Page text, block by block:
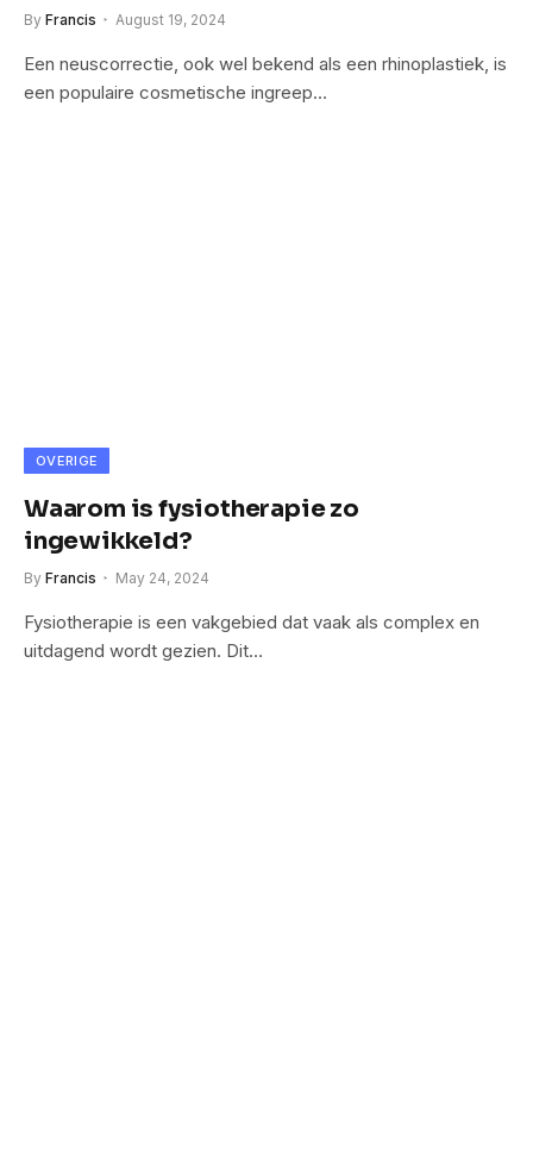
By Francis August 19, 2024
Een neuscorrectie, ook wel bekend als een rhinoplastiek, is
een populaire cosmetische ingreep…
OVERIGE
Waarom is fysiotherapie zo
ingewikkeld?
By Francis May 24, 2024
Fysiotherapie is een vakgebied dat vaak als complex en
uitdagend wordt gezien. Dit…